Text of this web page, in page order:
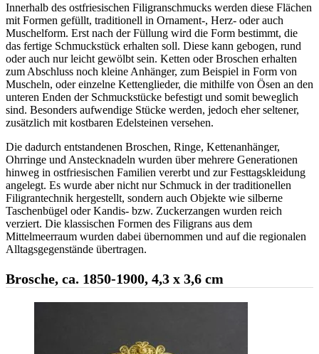
Innerhalb des ostfriesischen Filigranschmucks werden diese Flächen
mit Formen gefüllt, traditionell in Ornament-, Herz- oder auch
Muschelform. Erst nach der Füllung wird die Form bestimmt, die
das fertige Schmuckstück erhalten soll. Diese kann gebogen, rund
oder auch nur leicht gewölbt sein. Ketten oder Broschen erhalten
zum Abschluss noch kleine Anhänger, zum Beispiel in Form von
Muscheln, oder einzelne Kettenglieder, die mithilfe von Ösen an den
unteren Enden der Schmuckstücke befestigt und somit beweglich
sind. Besonders aufwendige Stücke werden, jedoch eher seltener,
zusätzlich mit kostbaren Edelsteinen versehen.
Die dadurch entstandenen Broschen, Ringe, Kettenanhänger,
Ohrringe und Anstecknadeln wurden über mehrere Generationen
hinweg in ostfriesischen Familien vererbt und zur Festtagskleidung
angelegt. Es wurde aber nicht nur Schmuck in der traditionellen
Filigrantechnik hergestellt, sondern auch Objekte wie silberne
Taschenbügel oder Kandis- bzw. Zuckerzangen wurden reich
verziert. Die klassischen Formen des Filigrans aus dem
Mittelmeerraum wurden dabei übernommen und auf die regionalen
Alltagsgegenstände übertragen.
Brosche, ca. 1850-1900, 4,3 x 3,6 cm